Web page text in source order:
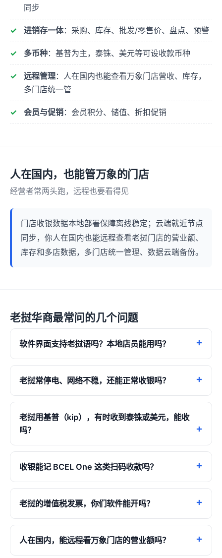
同步
进销存一体：采购、库存、批发/零售价、盘点、预警
多币种：基普为主，泰铢、美元等可设收款币种
远程管理：人在国内也能查看万象门店营收、库存，
多门店统一管
会员与促销：会员积分、储值、折扣促销
人在国内，也能管万象的门店
经营者常两头跑，远程也要看得见
门店收银数据本地部署保障离线稳定；云端就近节点
同步，你人在国内也能远程查看老挝门店的营业额、
库存和多店数据，多门店统一管理、数据云端备份。
老挝华商最常问的几个问题
软件界面支持老挝语吗？本地店员能用吗？
老挝常停电、网络不稳，还能正常收银吗？
老挝用基普（kip），有时收到泰铢或美元，能收
吗？
收银能记 BCEL One 这类扫码收款吗？
老挝的增值税发票，你们软件能开吗？
人在国内，能远程看万象门店的营业额吗？